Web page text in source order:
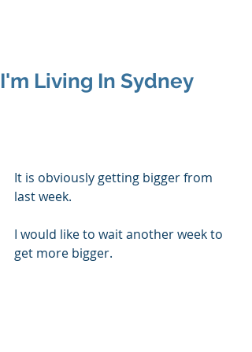
I'm Living In Sydney
It is obviously getting bigger from
last week.
I would like to wait another week to
get more bigger.